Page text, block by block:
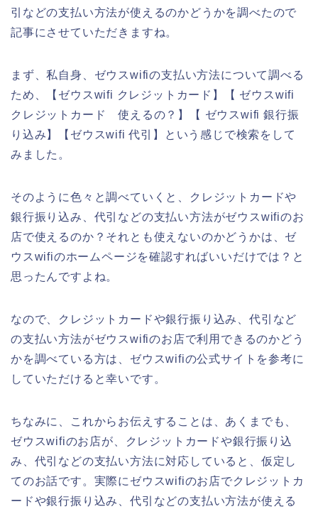
引などの支払い方法が使えるのかどうかを調べたので
記事にさせていただきますね。
まず、私自身、ゼウスwifiの支払い方法について調べる
ため、【ゼウスwifi クレジットカード】【 ゼウスwifi
クレジットカード 使えるの？】【 ゼウスwifi 銀行振
り込み】【ゼウスwifi 代引】という感じで検索をして
みました。
そのように色々と調べていくと、クレジットカードや
銀行振り込み、代引などの支払い方法がゼウスwifiのお
店で使えるのか？それとも使えないのかどうかは、ゼ
ウスwifiのホームページを確認すればいいだけでは？と
思ったんですよね。
なので、クレジットカードや銀行振り込み、代引など
の支払い方法がゼウスwifiのお店で利用できるのかどう
かを調べている方は、ゼウスwifiの公式サイトを参考に
していただけると幸いです。
ちなみに、これからお伝えすることは、あくまでも、
ゼウスwifiのお店が、クレジットカードや銀行振り込
み、代引などの支払い方法に対応していると、仮定し
てのお話です。実際にゼウスwifiのお店でクレジットカ
ードや銀行振り込み、代引などの支払い方法が使える